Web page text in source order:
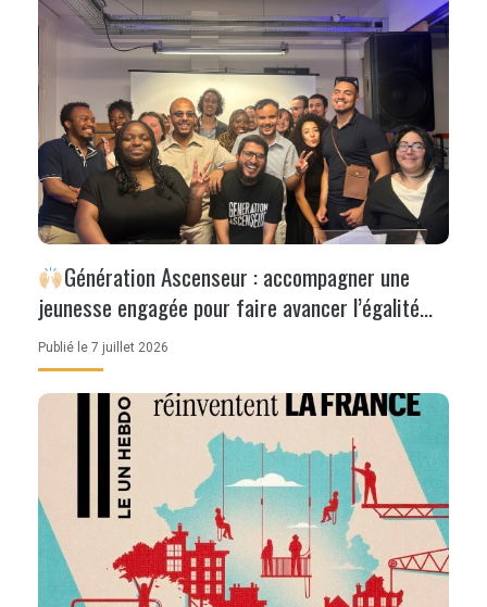
Génération Ascenseur : accompagner une
jeunesse engagée pour faire avancer l’égalité
des chances
Publié le 7 juillet 2026